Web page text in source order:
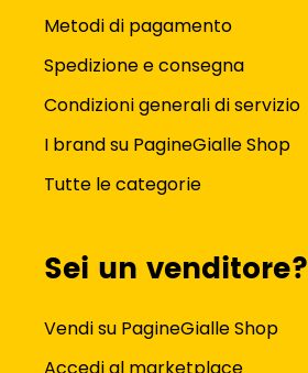
Metodi di pagamento
Spedizione e consegna
Condizioni generali di servizio
I brand su PagineGialle Shop
Tutte le categorie
Sei un venditore?
Vendi su PagineGialle Shop